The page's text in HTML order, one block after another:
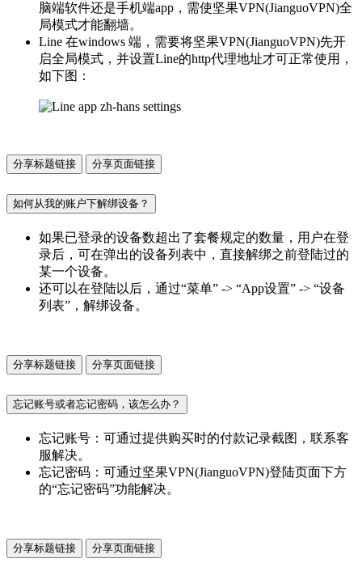
脑端软件还是手机端app，需使坚果VPN(JianguoVPN)全
局模式才能翻墙。
Line 在windows 端，需要将坚果VPN(JianguoVPN)先开
启全局模式，并设置Line的http代理地址才可正常使用，
如下图：
分享标题链接 分享页面链接
如何从我的账户下解绑设备？
如果已登录的设备数超出了套餐规定的数量，用户在登
录后，可在弹出的设备列表中，直接解绑之前登陆过的
某一个设备。
还可以在登陆以后，通过“菜单” -> “App设置” -> “设备
列表”，解绑设备。
分享标题链接 分享页面链接
忘记账号或者忘记密码，该怎么办？
忘记账号：可通过提供购买时的付款记录截图，联系客
服解决。
忘记密码：可通过坚果VPN(JianguoVPN)登陆页面下方
的“忘记密码”功能解决。
分享标题链接 分享页面链接